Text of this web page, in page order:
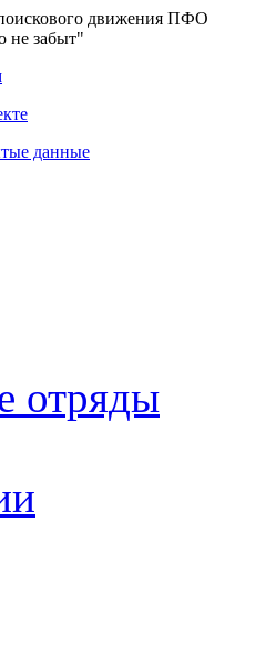
движения ПФО
не забыт"
данные
отряды